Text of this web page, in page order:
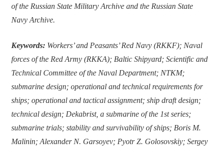
of the Russian State Military Archive and the Russian State
Navy Archive.
Keywords:Workers’ and Peasants’ Red Navy (RKKF); Naval
forces of the Red Army (RKKA); Baltic Shipyard; Scientific and
Technical Committee of the Naval Department; NTKM;
submarine design; operational and technical requirements for
ships; operational and tactical assignment; ship draft design;
technical design; Dekabrist, a submarine of the 1st series;
submarine trials; stability and survivability of ships; Boris M.
Malinin; Alexander N. Garsoyev; Pyotr Z. Golosovskiy; Sergey